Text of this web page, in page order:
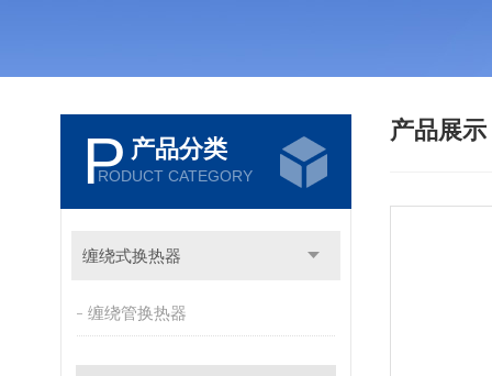
P 产品分类
RODUCT CATEGORY
缠绕式换热器
缠绕管换热器
产品展示